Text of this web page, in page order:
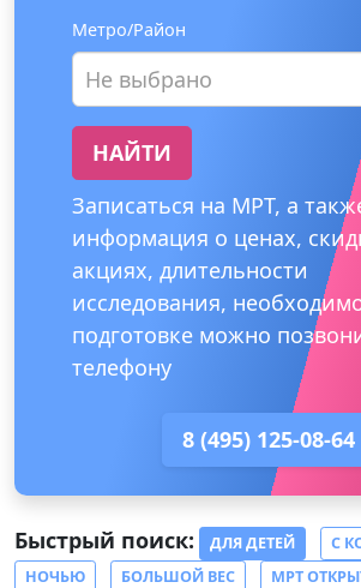
Метро/Район
Не выбрано
НАЙТИ
Записаться на МРТ, а
информация о ценах,
акциях, длительности
исследования,
подготовке можно
телефону
8 (495) 125-08-64
Быстрый поиск: ДЛЯ ДЕТЕЙ
С
НОЧЬЮ
БОЛЬШОЙ ВЕС
МРТ